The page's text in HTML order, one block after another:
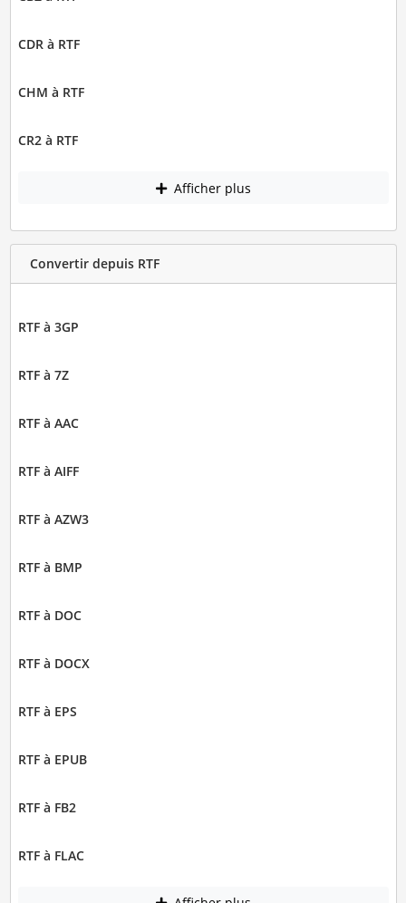
CDR à RTF
CHM à RTF
CR2 à RTF
Afficher plus
Convertir depuis RTF
RTF à 3GP
RTF à 7Z
RTF à AAC
RTF à AIFF
RTF à AZW3
RTF à BMP
RTF à DOC
RTF à DOCX
RTF à EPS
RTF à EPUB
RTF à FB2
RTF à FLAC